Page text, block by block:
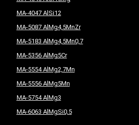
MA-4047 AlSi12
MA-5087 AlMg4,5MnZr
MA-5183 AlMg4,5Mn0,7
MA-5356 AlMg5Cr
MA-5554 AlMg2,7Mn
MA-5556 AlMg5Mn
MA-5754 AlMg3
MA-6063 AlMgSi0,5